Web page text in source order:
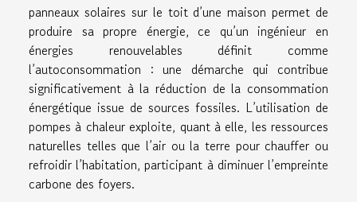
panneaux solaires sur le toit d’une maison permet de
produire sa propre énergie, ce qu’un ingénieur en
énergies renouvelables définit comme
l’autoconsommation : une démarche qui contribue
significativement à la réduction de la consommation
énergétique issue de sources fossiles. L’utilisation de
pompes à chaleur exploite, quant à elle, les ressources
naturelles telles que l’air ou la terre pour chauffer ou
refroidir l’habitation, participant à diminuer l’empreinte
carbone des foyers.